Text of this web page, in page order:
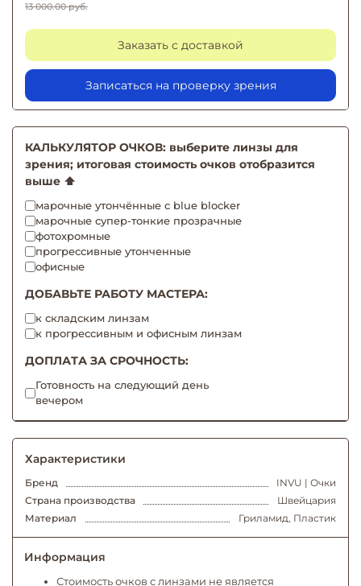
13 000.00 руб.
Заказать с доставкой
Записаться на проверку зрения
КАЛЬКУЛЯТОР ОЧКОВ: выберите линзы для
зрения; итоговая стоимость очков отобразится
выше ⬆️
марочные утончённые с blue blocker
марочные супер-тонкие прозрачные
фотохромные
прогрессивные утонченные
офисные
ДОБАВЬТЕ РАБОТУ МАСТЕРА:
к складским линзам
к прогрессивным и офисным линзам
ДОПЛАТА ЗА СРОЧНОСТЬ:
Готовность на следующий день
вечером
Характеристики
Бренд
INVU | Очки
Страна производства
Швейцария
Материал
Гриламид, Пластик
Информация
Стоимость очков с линзами не является